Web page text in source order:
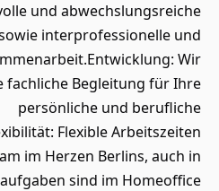
und abwechslungsreiche
interprofessionelle und
Wir
fachliche Begleitung für Ihre
persönliche und berufliche
Flexible Arbeitszeiten
im Herzen Berlins, auch in
sind im Homeoffice